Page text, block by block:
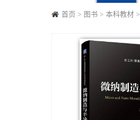
首页 > 图书 > 本科教材 >